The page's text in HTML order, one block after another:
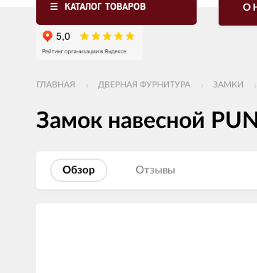
КАТАЛОГ ТОВАРОВ О
ГЛАВНАЯ ДВЕРНАЯ ФУРНИТУРА ЗАМКИ
Замок навесной
Обзор Отзывы